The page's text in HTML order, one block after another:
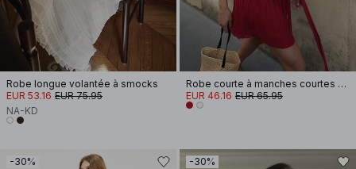
Robe longue volantée à smocks
EUR 53.16 EUR 75.95
NA-KD
Robe courte à manches courtes et taille nouée
EUR 46.16 EUR 65.95
-30% -30%